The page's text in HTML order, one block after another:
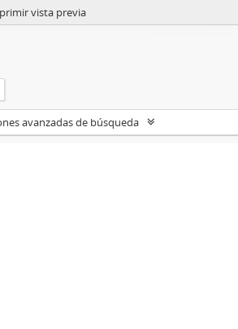
vista previa
avanzadas de búsqueda